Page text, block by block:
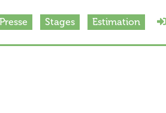
Presse Stages Estimation